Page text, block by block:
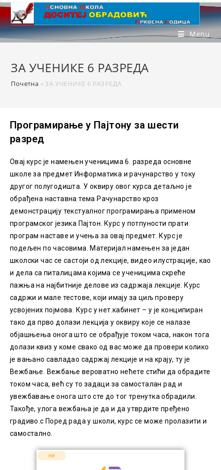
Menu
ЗА УЧЕНИКЕ 6 РАЗРЕДА
Почетна » ЗА УЧЕНИКЕ 6 РАЗРЕДА
Програмирање у Пајтону за шести
разред
Овај курс је намењен ученицима 6. разреда основне
школе за предмет Информатика и рачунарство у току
другог полугодишта. У оквиру овог курса детаљно je
обрађенa наставнa темa Рачунарство кроз
демонстрацију текстуалног програмирања применом
програмског језика Пајтон. Курс у потпуности прати
програм наставе и учења за овај предмет. Курс је
подељен по часовима. Материјал намењен за један
школски час се састоји од лекције, видео илустрације, као
и дела са питалицама којима се ученицима скреће
пажња на најбитније делове из садржаја лекције. Курс
садржи и мале тестове, који имају за циљ проверу
усвојених појмова. Курс у нет.кабинет – у је конципиран
тако да прво долази лекција у оквиру које се налазе
објашњења онога што се обрађује током часа, након тога
долази квиз у коме свако од вас може да провери колико
је вањано савладао садржај лекције и на крају, ту је
Вежбање. Вежбање вероватно нећете стићи да обрадите
током часа, већ су то задаци за самосталан рад и
увежбавање онога што сте до тог тренутка обрадили.
Такође, улога вежбања је да и да утврдите пређено
градиво.с Поред рада у школи, курс се може пролазити и
самостално.